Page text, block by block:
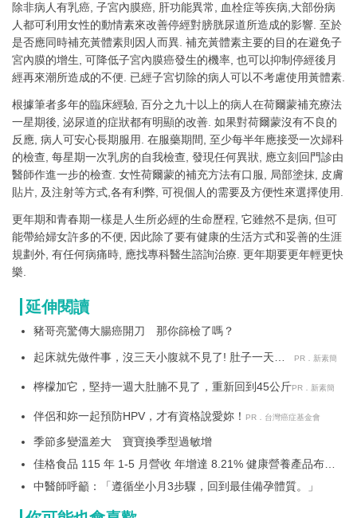
除非病人有乳癌, 子宮內膜癌, 肝功能異常, 血栓症等疾病,大部份病
人都可利用女性的動情素來改善停經對膀胱尿道所造成的影響. 至於
是否應同時補充黃體素則因人而異. 補充黃體素主要的目的在避免子
宮內膜的增生, 可降低子宮內膜癌發生的機率, 也可以抑制停經後月
經再來潮所造成的不便. 已經子宮切除的病人可以不考慮使用黃體素.
根據筆者多年的臨床經驗, 百分之九十以上的病人在荷爾蒙補充療法
一星期後, 泌尿道的症狀都有明顯的改善. 如果對荷爾蒙沒有不良的
反應, 病人可安心長期服用. 在服藥期間, 至少每半年應接受一次婦科
的檢查, 每星期一次乳房的自我檢查, 發現任何異狀, 應立刻回門診由
醫師作進一步的檢查. 女性荷爾蒙的補充方法有口服, 局部塗抹, 皮膚
貼片, 及注射等方式,各有利弊, 可視個人的需要及方便性來選擇使用.
更年期和青春期一樣是人生所必經的生命歷程, 它雖然不是病, 但可
能帶給婦女許多的不便, 因此除了要有健康的生活方式和妥善的生涯
規劃外, 有任何病痛時, 應找專科醫生諮詢治療. 更年期要更年輕更快
樂.
延伸閱讀
豬哥亮驚傳大腸癌開刀 那你篩檢了嗎？
起床就先做件事，沒三天小腹就不見了! 肚子一天天
PR．新素簡
檸檬加它，堅持一週大肚腩不見了，重新回到45公斤PR．新素簡
伴侶和妳一起預防HPV，才有資格說愛妳！ PR．台灣癌症基金會
季節多變溫差大 寶寶換季型過敏增
佳格食品 115 年 1-5 月營收 年增達 8.21% 健康營養產品布局
帶動成長韌性
中醫師呼籲：「遵循坐小月3步驟，回到最佳備孕體質。」